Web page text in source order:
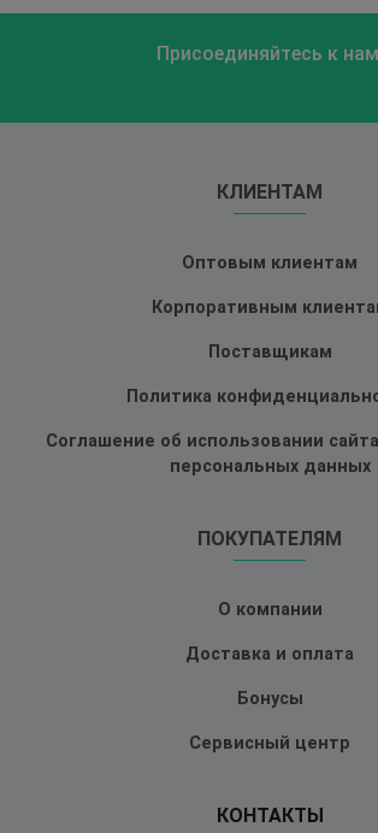
Присоединяйтесь к
КЛИЕНТАМ
Оптовым клиентам
Корпоративным
Поставщикам
Политика
Соглашение об использовании
персональных данных
ПОКУПАТЕЛЯМ
О компании
Доставка и оплата
Бонусы
Сервисный центр
КОНТАКТЫ